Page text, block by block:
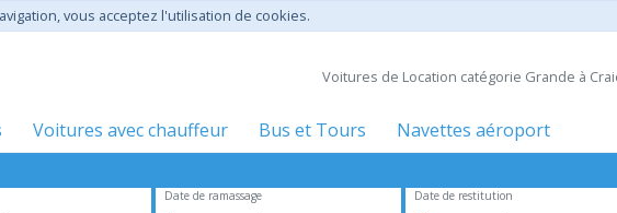
vous acceptez l'utilisation de cookies.
Voitures de Location catégorie Grande à
Voitures avec chauffeur Bus et Tours
Navettes aéroport
Date de ramassage Date de restitution